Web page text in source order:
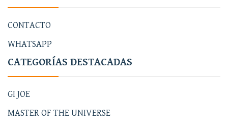
CONTACTO
WHATSAPP
CATEGORÍAS DESTACADAS
GI JOE
MASTER OF THE UNIVERSE